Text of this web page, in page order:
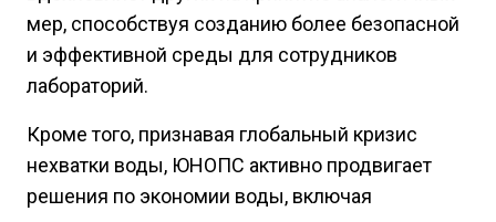
мер, способствуя созданию более безопасной
и эффективной среды для сотрудников
лабораторий.
Кроме того, признавая глобальный кризис
нехватки воды, ЮНОПС активно продвигает
решения по экономии воды, включая